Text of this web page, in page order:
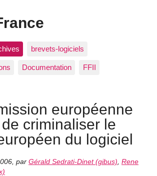
brevets-logiciels
Documentation FFII
européenne
criminaliser le
du logiciel
par Gérald Sedrati-Dinet (gibus) Rene